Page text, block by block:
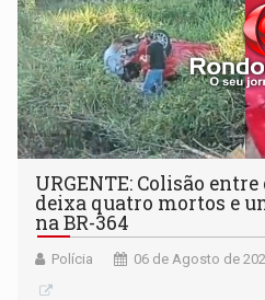
URGENTE: Colisão
deixa quatro mortos e
na BR-364
Polícia 06 de Agosto de